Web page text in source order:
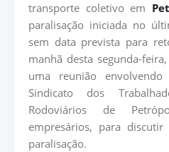
transporte coletivo em
paralisação iniciada no
sem data prevista para
manhã desta segunda-
uma reunião
Sindicato dos
Rodoviários de
empresários, para
paralisação.